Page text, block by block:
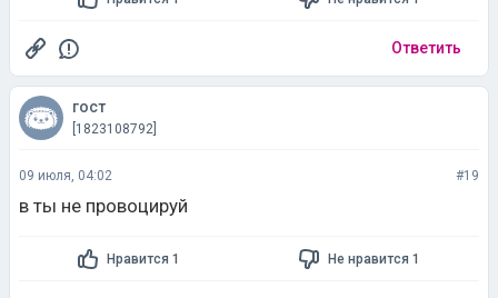
Ответить
гост
[1823108792]
09 июля, 04:02 #19
в ты не провоцируй
Нравится 1 Не нравится 1